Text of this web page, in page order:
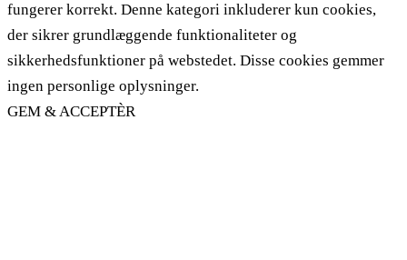
fungerer korrekt. Denne kategori inkluderer kun cookies,
der sikrer grundlæggende funktionaliteter og
sikkerhedsfunktioner på webstedet. Disse cookies gemmer
ingen personlige oplysninger.
GEM & ACCEPTÈR